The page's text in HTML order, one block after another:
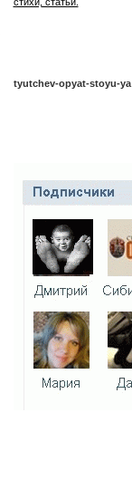
tyutchev-opyat-stoyu-ya